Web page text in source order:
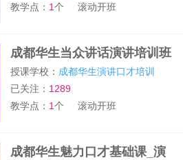
教学点： 1个 滚动开班
成都华生当众讲话演讲培训班
授课学校： 成都华生演讲口才培训
已关注： 1289
教学点： 1个 滚动开班
成都华生魅力口才基础课_演